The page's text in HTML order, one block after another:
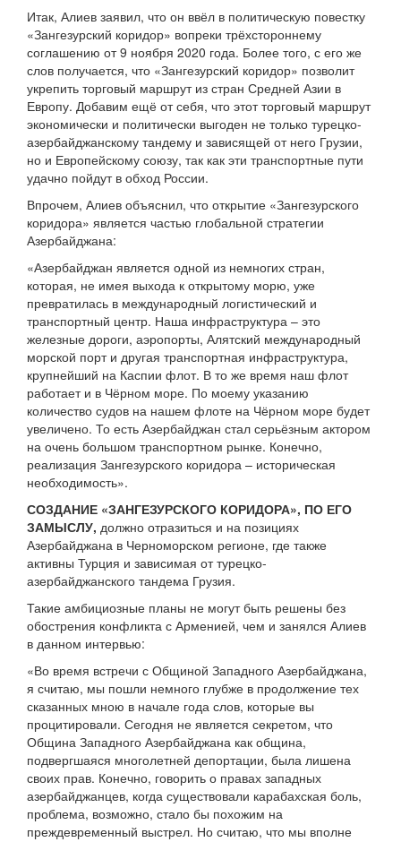
Итак, Алиев заявил, что он ввёл в политическую повестку
«Зангезурский коридор» вопреки трёхстороннему
соглашению от 9 ноября 2020 года. Более того, с его же
слов получается, что «Зангезурский коридор» позволит
укрепить торговый маршрут из стран Средней Азии в
Европу. Добавим ещё от себя, что этот торговый маршрут
экономически и политически выгоден не только турецко-
азербайджанскому тандему и зависящей от него Грузии,
но и Европейскому союзу, так как эти транспортные пути
удачно пойдут в обход России.
Впрочем, Алиев объяснил, что открытие «Зангезурского
коридора» является частью глобальной стратегии
Азербайджана:
«Азербайджан является одной из немногих стран,
которая, не имея выхода к открытому морю, уже
превратилась в международный логистический и
транспортный центр. Наша инфраструктура – это
железные дороги, аэропорты, Алятский международный
морской порт и другая транспортная инфраструктура,
крупнейший на Каспии флот. В то же время наш флот
работает и в Чёрном море. По моему указанию
количество судов на нашем флоте на Чёрном море будет
увеличено. То есть Азербайджан стал серьёзным актором
на очень большом транспортном рынке. Конечно,
реализация Зангезурского коридора – историческая
необходимость».
СОЗДАНИЕ «ЗАНГЕЗУРСКОГО КОРИДОРА», ПО ЕГО
ЗАМЫСЛУ, должно отразиться и на позициях
Азербайджана в Черноморском регионе, где также
активны Турция и зависимая от турецко-
азербайджанского тандема Грузия.
Такие амбициозные планы не могут быть решены без
обострения конфликта с Арменией, чем и занялся Алиев
в данном интервью:
«Во время встречи с Общиной Западного Азербайджана,
я считаю, мы пошли немного глубже в продолжение тех
сказанных мною в начале года слов, которые вы
процитировали. Сегодня не является секретом, что
Община Западного Азербайджана как община,
подвергшаяся многолетней депортации, была лишена
своих прав. Конечно, говорить о правах западных
азербайджанцев, когда существовали карабахская боль,
проблема, возможно, стало бы похожим на
преждевременный выстрел. Но считаю, что мы вполне